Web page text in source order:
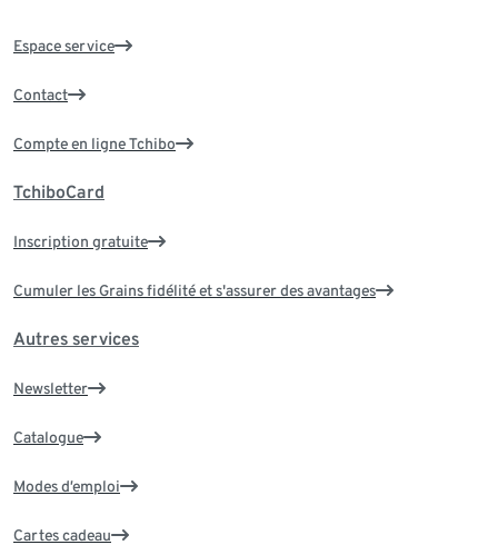
Espace service
Contact
Compte en ligne Tchibo
TchiboCard
Inscription gratuite
Cumuler les Grains fidélité et s'assurer des avantages
Autres services
Newsletter
Catalogue
Modes d’emploi
Cartes cadeau